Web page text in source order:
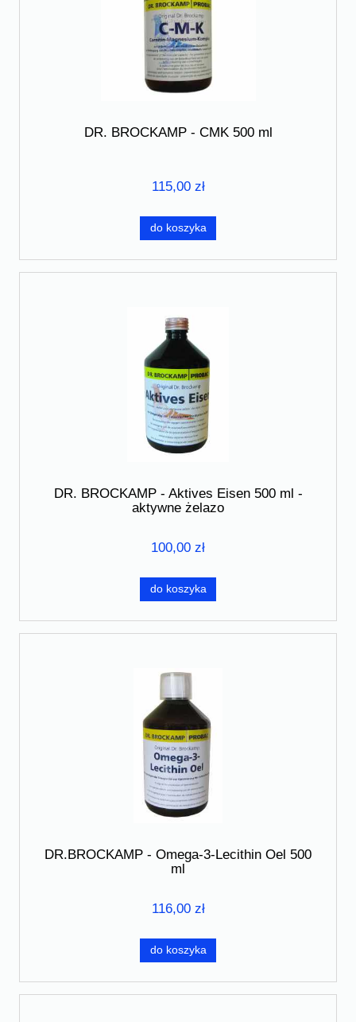
DR. BROCKAMP - CMK 500 ml
115,00 zł
do koszyka
DR. BROCKAMP - Aktives Eisen 500 ml -
aktywne żelazo
100,00 zł
do koszyka
DR.BROCKAMP - Omega-3-Lecithin Oel 500
ml
116,00 zł
do koszyka